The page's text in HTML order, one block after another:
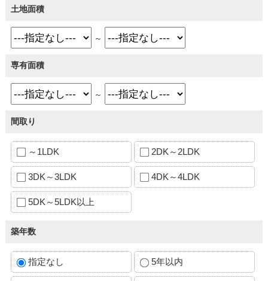
土地面積
～
専有面積
～
間取り
～1LDK 2DK～2LDK
3DK～3LDK 4DK～4LDK
5DK～5LDK以上
築年数
指定なし 5年以内